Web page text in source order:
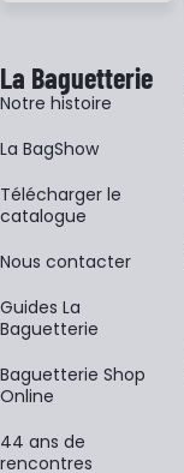
La Baguetterie
Notre histoire
La BagShow
​Télécharger le
catalogue
Nous contacter
Guides La
Baguetterie
Baguetterie Shop
Online
44 ans de
rencontres